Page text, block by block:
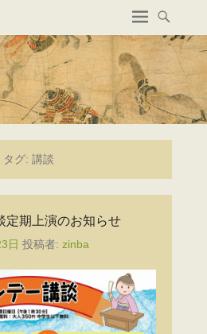
タグ: 講談
期上演のお知らせ
日 投稿者: zinba